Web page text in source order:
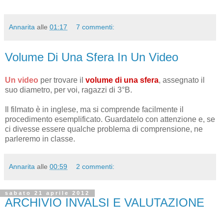
Annarita alle 01:17 7 commenti:
Volume Di Una Sfera In Un Video
Un video per trovare il volume di una sfera, assegnato il
suo diametro, per voi, ragazzi di 3°B.
Il filmato è in inglese, ma si comprende facilmente il
procedimento esemplificato. Guardatelo con attenzione e, se
ci divesse essere qualche problema di comprensione, ne
parleremo in classe.
Annarita alle 00:59 2 commenti:
sabato 21 aprile 2012
ARCHIVIO INVALSI E VALUTAZIONE